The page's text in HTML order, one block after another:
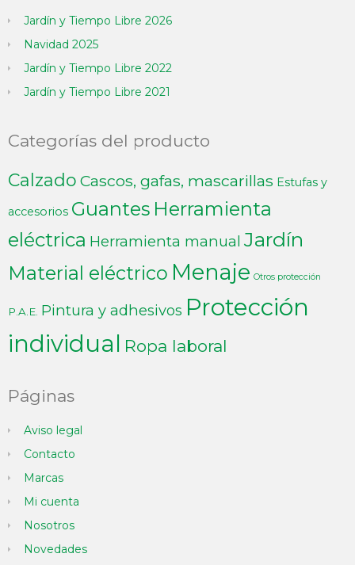
Jardín y Tiempo Libre 2026
Navidad 2025
Jardín y Tiempo Libre 2022
Jardín y Tiempo Libre 2021
Categorías del producto
Calzado Cascos, gafas, mascarillas Estufas y
accesorios Guantes Herramienta
eléctrica Herramienta manual Jardín
Material eléctrico Menaje Otros protección
P.A.E. Pintura y adhesivos Protección
individual Ropa laboral
Páginas
Aviso legal
Contacto
Marcas
Mi cuenta
Nosotros
Novedades